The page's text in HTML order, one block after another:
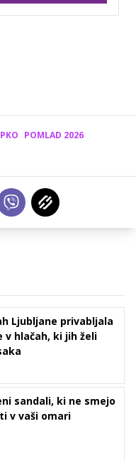
POMLAD 2026
Ljubljane privabljala
v hlačah, ki jih želi
sandali, ki ne smejo
v vaši omari